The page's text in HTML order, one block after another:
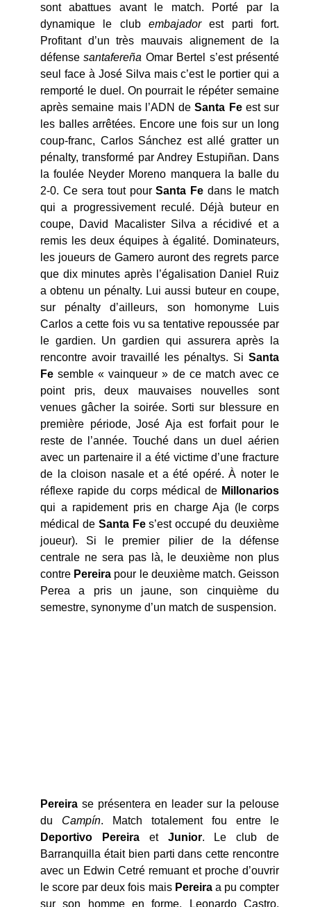
sont abattues avant le match. Porté par la
dynamique le club embajadorest parti fort.
Profitant d’un très mauvais alignement de la
défensesantafereña Omar Bertel s’est présenté
seul face à José Silva mais c’est le portier qui a
remporté le duel. On pourrait le répéter semaine
après semaine mais l’ADN deSanta Feest sur
les balles arrêtées. Encore une fois sur un long
coup-franc, Carlos Sánchez est allé gratter un
pénalty, transformé par Andrey Estupiñan. Dans
la foulée Neyder Moreno manquera la balle du
2-0. Ce sera tout pourSanta Fe dans le match
qui a progressivement reculé. Déjà buteur en
coupe, David Macalister Silva a récidivé et a
remis les deux équipes à égalité. Dominateurs,
les joueurs de Gamero auront des regrets parce
que dix minutes après l’égalisation Daniel Ruiz
a obtenu un pénalty. Lui aussi buteur en coupe,
sur pénalty d’ailleurs, son homonyme Luis
Carlos a cette fois vu sa tentative repoussée par
le gardien. Un gardien qui assurera après la
rencontre avoir travaillé les pénaltys. Si Santa
Fe semble « vainqueur » de ce match avec ce
point pris, deux mauvaises nouvelles sont
venues gâcher la soirée. Sorti sur blessure en
première période, José Aja est forfait pour le
reste de l’année. Touché dans un duel aérien
avec un partenaire il a été victime d’une fracture
de la cloison nasale et a été opéré. À noter le
réflexe rapide du corps médical de Millonarios
qui a rapidement pris en charge Aja (le corps
médical de Santa Fes’est occupé du deuxième
joueur). Si le premier pilier de la défense
centrale ne sera pas là, le deuxième non plus
contre Pereira pour le deuxième match. Geisson
Perea a pris un jaune, son cinquième du
semestre, synonyme d’un match de suspension.
Pereira se présentera en leader sur la pelouse
du Campín. Match totalement fou entre le
Deportivo
Pereiraet Junior. Le club de
Barranquilla était bien parti dans cette rencontre
avec un Edwin Cetré remuant et proche d’ouvrir
le score par deux fois mais Pereiraa pu compter
sur son homme en forme, Leonardo Castro.